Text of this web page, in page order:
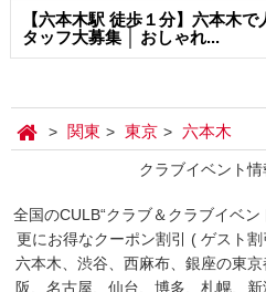
【六本木駅 徒歩１分】六本木
タッフ大募集 │ おしゃれ...
関東 東京 六本木
クラブイベント
全国のCULB“クラブ＆クラブイベン
更にお得なクーポン割引 ( ゲスト
六本木、渋谷、西麻布、銀座の東
阪、名古屋、仙台、博多、札幌、